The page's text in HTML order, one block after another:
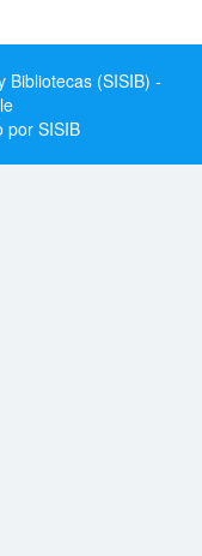
Bibliotecas (SISIB) -
por SISIB